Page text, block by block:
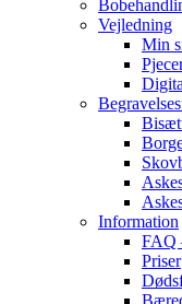
Vejledning
Min
Information
FAQ
Priser